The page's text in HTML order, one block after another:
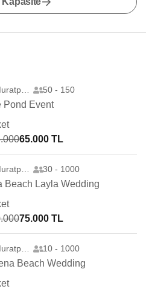
Muratpaşa 50 - 150
Pond Event
65.000 TL
Muratpaşa 30 - 1000
Beach Layla Wedding
75.000 TL
Muratpaşa 10 - 1000
Beach Wedding